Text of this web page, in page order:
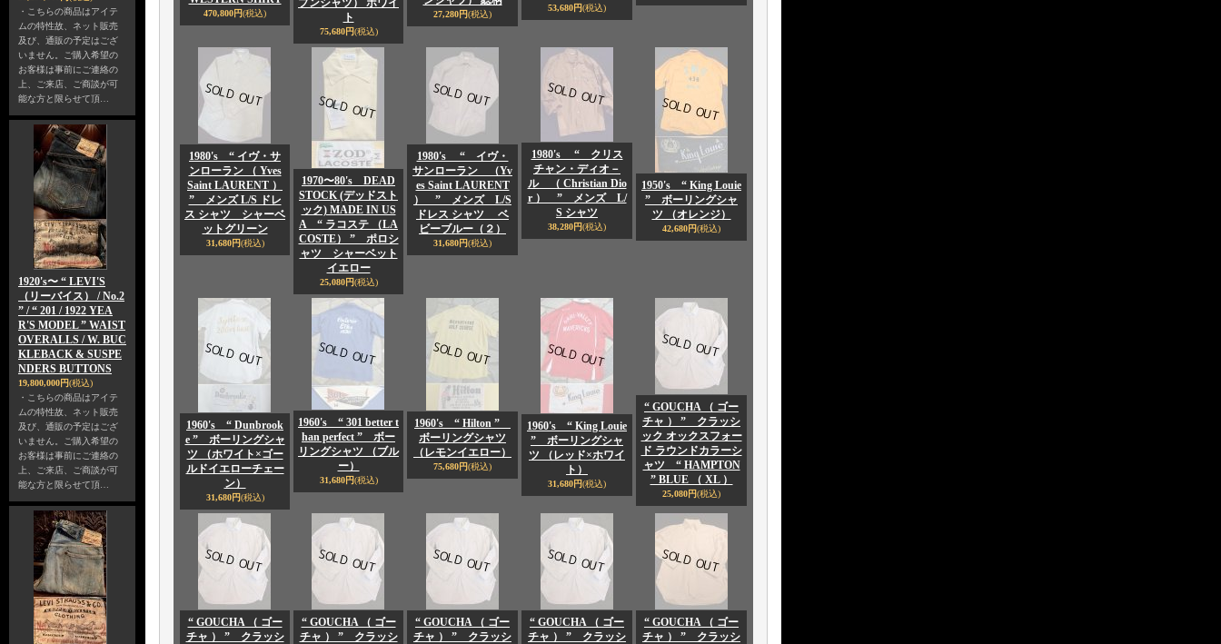
・こちらの商品はアイテ
ムの特性故、ネット販売
及び、通販の予定はござ
いません。ご購入希望の
お客様は事前にご連絡の
上、ご来店、ご商談が可
能な方と限らせて頂…
1920's〜 “ LEVI'S
（リーバイス） / No.2
” / “ 201 / 1922 YEA
R'S MODEL ” WAIST
OVERALLS / W. BUC
KLEBACK & SUSPE
NDERS BUTTONS
19,800,000円(税込)
・こちらの商品はアイテ
ムの特性故、ネット販売
及び、通販の予定はござ
いません。ご購入希望の
お客様は事前にご連絡の
上、ご来店、ご商談が可
能な方と限らせて頂…
470,800円(税込)
プンシャツ） ホワイ
ト
75,680円(税込)
27,280円(税込)
53,680円(税込)
1980's “ イヴ・サ
ンローラン （ Yves
Saint LAURENT ）
” メンズ L/S ドレ
ス シャツ シャーベ
ットグリーン
31,680円(税込)
1970〜80's DEAD
STOCK (デッドスト
ック) MADE IN US
A “ ラコステ （LA
COSTE） ” ポロシ
ャツ シャーベット
イエロー
25,080円(税込)
1980's “ イヴ・
サンローラン （Yv
es Saint LAURENT
） ” メンズ L/S
ドレス シャツ ベ
ビーブルー（２）
31,680円(税込)
1980's “ クリス
チャン・ディオ－
ル （ Christian Dio
r ） ” メンズ L/
S シャツ
38,280円(税込)
1950's “ King Louie
” ボーリングシャ
ツ （オレンジ）
42,680円(税込)
1960's “ Dunbrook
e ” ボーリングシャ
ツ （ホワイト×ゴー
ルドイエローチェー
ン）
31,680円(税込)
1960's “ 301 better t
han perfect ” ボー
リングシャツ （ブル
ー）
31,680円(税込)
1960's “ Hilton ”
ボーリングシャツ
（レモンイエロー）
75,680円(税込)
1960's “ King Louie
” ボーリングシャ
ツ （レッド×ホワイ
ト）
31,680円(税込)
“ GOUCHA （ ゴー
チャ ） ” クラッシ
ック オックスフォー
ド ラウンドカラーシ
ャツ “ HAMPTON
” BLUE （ XL ）
25,080円(税込)
“ GOUCHA （ ゴー
チャ ） ” クラッシ
“ GOUCHA （ ゴー
チャ ） ” クラッシ
“ GOUCHA （ ゴー
チャ ） ” クラッシ
“ GOUCHA （ ゴー
チャ ） ” クラッシ
“ GOUCHA （ ゴー
チャ ） ” クラッシ